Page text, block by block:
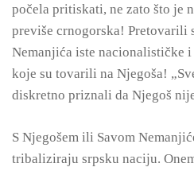
počela pritiskati, ne zato što je
previše crnogorska! Pretovarili
Nemanjića iste nacionalističke
koje su tovarili na Njegoša!
diskretno priznali da Njegoš
S Njegošem ili Savom
tribaliziraju srpsku naciju.